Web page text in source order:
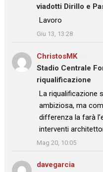
viadotti Dirillo e
: “Lavoro
”
Giu 13, 13:28
ChristosMKsu
Stadio Centrale
riqualificazione
: “La riqualificazione
ambiziosa, ma
differenza la farà
interventi
”
Mag 20, 10:05
davegarcia